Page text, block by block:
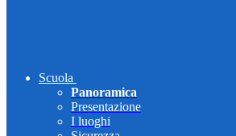
Scuola
Panoramica
Presentazione
I luoghi